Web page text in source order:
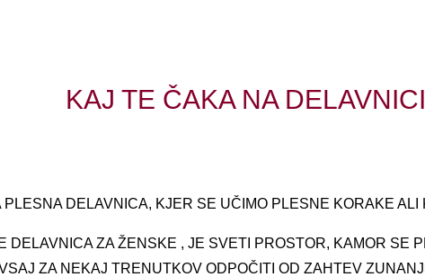
KAJ TE ČAKA NA
PLESNA DELAVNICA, KJER SE UČIMO PLESNE KORAKE
DELAVNICA ZA ŽENSKE , JE SVETI PROSTOR, KAMOR SE
ZA NEKAJ TRENUTKOV ODPOČITI OD ZAHTEV